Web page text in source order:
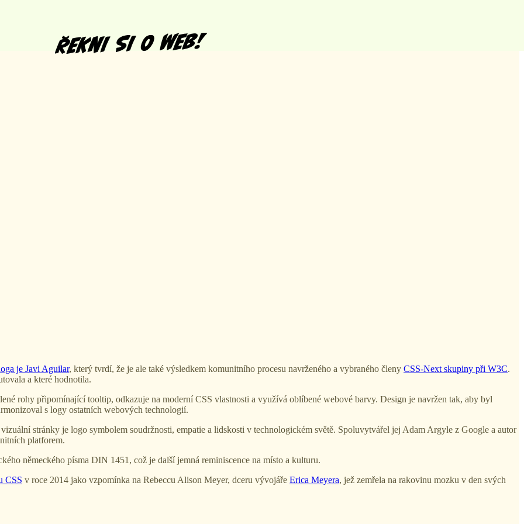
je Javi Aguilar, který tvrdí, že je ale také výsledkem komunitního procesu navrženého a vybraného členy CSS-Next skupiny při W3C.
a které hodnotila.
rohy připomínající tooltip, odkazuje na moderní CSS vlastnosti a využívá oblíbené webové barvy. Design je navržen tak, aby byl
s logy ostatních webových technologií.
stránky je logo symbolem soudržnosti, empatie a lidskosti v technologickém světě. Spoluvytvářel jej Adam Argyle z Google a autor
platforem.
německého písma DIN 1451, což je další jemná reminiscence na místo a kulturu.
CSS v roce 2014 jako vzpomínka na Rebeccu Alison Meyer, dceru vývojáře Erica Meyera, jež zemřela na rakovinu mozku v den svých